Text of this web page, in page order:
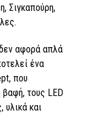
Σιγκαπούρη,
αφορά απλά
ένα
που
βαφή, τους LED
και